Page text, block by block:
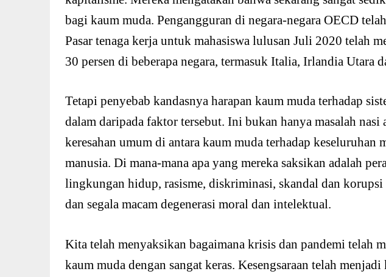
bagi kaum muda. Pengangguran di negara-negara OECD
Pasar tenaga kerja untuk mahasiswa lulusan Juli 2020 telah
30 persen di beberapa negara, termasuk Italia, Irlandia Utara
Tetapi penyebab kandasnya harapan kaum muda terhadap
dalam daripada faktor tersebut. Ini bukan hanya masalah nasi
keresahan umum di antara kaum muda terhadap keseluruhan
manusia. Di mana-mana apa yang mereka saksikan adalah
lingkungan hidup, rasisme, diskriminasi, skandal dan korupsi
dan segala macam degenerasi moral dan intelektual.
Kita telah menyaksikan bagaimana krisis dan pandemi telah
kaum muda dengan sangat keras. Kesengsaraan telah